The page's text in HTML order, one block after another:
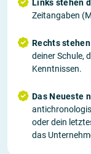
Links stehen
Zeitangaben
Rechts
deiner Schule,
Kenntnissen.
Das Neueste
oder dein
das